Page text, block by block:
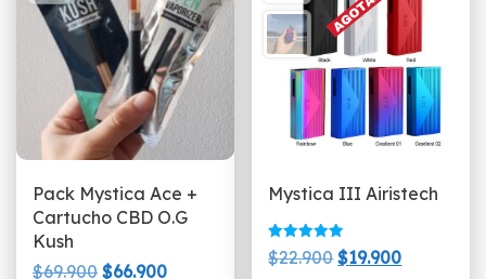
Pack Mystica Ace +
Cartucho CBD O.G
Kush
$69.900 El
$66.900El
Mystica III Airistech
Valorado
con
$22.900El
$19.900El